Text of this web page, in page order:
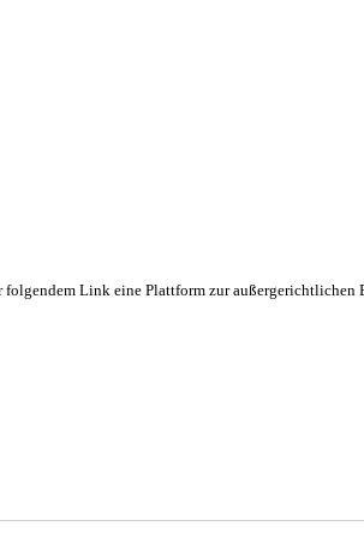
Link eine Plattform zur außergerichtlichen